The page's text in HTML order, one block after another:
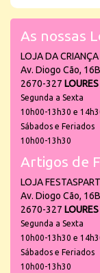
As nossas
LOJA DA CRIANÇA
Av. Diogo Cão,
2670-327 LOURES
Segunda a Sexta
10h00-13h30 e
Sábados e Feriados
10h00-13h30
Artigos de
LOJA
Av. Diogo Cão,
2670-327 LOURES
Segunda a Sexta
10h00-13h30 e
Sábados e Feriados
10h00-13h30